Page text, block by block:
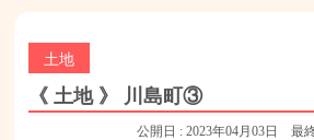
土地
《 土地 》 川島町③
公開日 : 2023年04月03日 最